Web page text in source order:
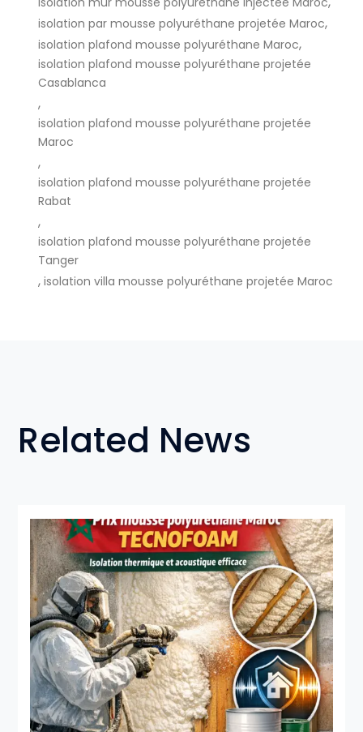
isolation par mousse polyuréthane projetée Maroc,
isolation plafond mousse polyuréthane Maroc,
isolation plafond mousse polyuréthane projetée
Casablanca
,
isolation plafond mousse polyuréthane projetée
Maroc
,
isolation plafond mousse polyuréthane projetée
Rabat
,
isolation plafond mousse polyuréthane projetée
Tanger
,isolation villa mousse polyuréthane projetée Maroc
Related News